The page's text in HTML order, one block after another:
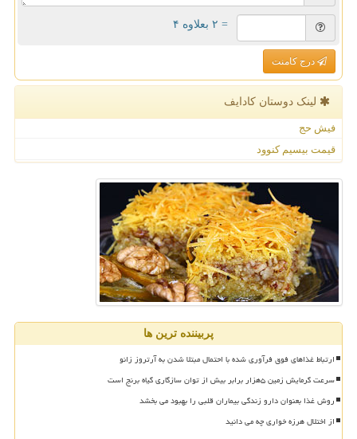
= ۲ بعلاوه ۴
درج کامنت
لینک دوستان كادایف
فیش حج
قیمت بیسیم کنوود
پربیننده ترین ها
ارتباط غذاهای فوق فرآوری شده با احتمال مبتلا شدن به آرتروز زانو
سرعت گرمایش زمین ۵هزار برابر بیش از توان سازگاری گیاه برنج است
روش غذا بعنوان دارو زندگی بیماران قلبی را بهبود می بخشد
از اختلال هرزه خواری چه می دانید